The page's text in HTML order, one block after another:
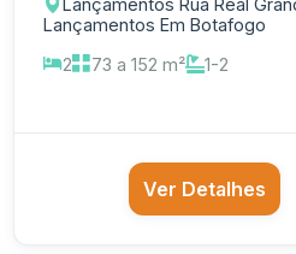
Lançamentos Em Botafogo
2
73 a 152 m² 1-2
Ver Detalhes